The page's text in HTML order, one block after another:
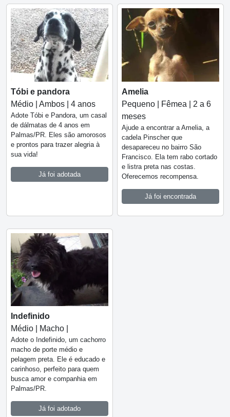
Tóbi e pandora
Médio | Ambos | 4 anos
Adote Tóbi e Pandora, um casal
de dálmatas de 4 anos em
Palmas/PR. Eles são amorosos
e prontos para trazer alegria à
sua vida!
Já foi adotada
Amelia
Pequeno | Fêmea | 2 a 6
meses
Ajude a encontrar a Amelia, a
cadela Pinscher que
desapareceu no bairro São
Francisco. Ela tem rabo cortado
e listra preta nas costas.
Oferecemos recompensa.
Já foi encontrada
Indefinido
Médio | Macho |
Adote o Indefinido, um cachorro
macho de porte médio e
pelagem preta. Ele é educado e
carinhoso, perfeito para quem
busca amor e companhia em
Palmas/PR.
Já foi adotado